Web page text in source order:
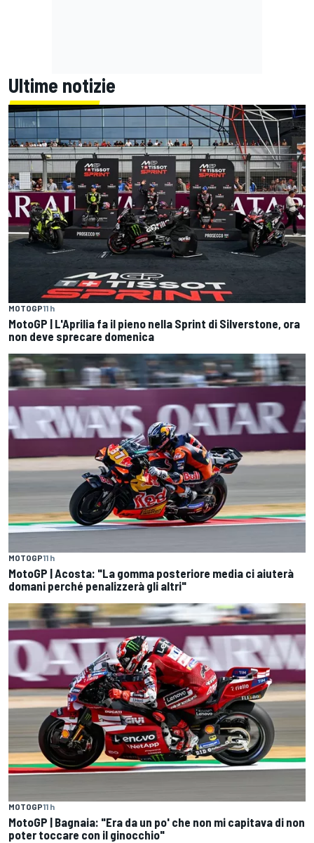
Ultime notizie
MOTOGP11 h
MotoGP | L'Aprilia fa il pieno nella Sprint di Silverstone, ora
non deve sprecare domenica
MOTOGP11 h
MotoGP | Acosta: "La gomma posteriore media ci aiuterà
domani perché penalizzerà gli altri"
MOTOGP11 h
MotoGP | Bagnaia: "Era da un po' che non mi capitava di non
poter toccare con il ginocchio"